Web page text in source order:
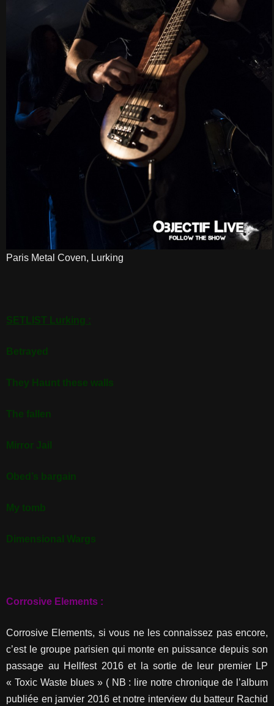
Paris Metal Coven, Lurking
SETLIST Lurking :
Betrayed
They Haunt these walls
The fallen
Mirror Jail
Obed’s bargain
My tomb
Dimensional Wargs
Corrosive Elements :
Corrosive Elements, si vous ne les connaissez pas encore,
c’est le groupe parisien qui monte en puissance depuis son
passage au Hellfest 2016 et la sortie de leur premier LP
« Toxic Waste blues » ( NB : lire notre chronique de l’album
publiée en janvier 2016 et notre interview du batteur Rachid